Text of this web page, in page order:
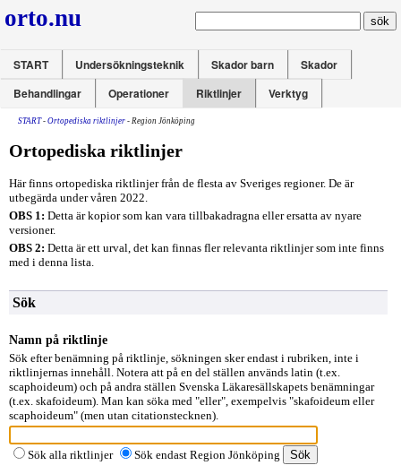
orto.nu
START Undersökningsteknik Skador barn
Skador
Behandlingar
Operationer Riktlinjer Verktyg
START- Ortopediska riktlinjer - Region Jönköping
Ortopediska riktlinjer
Här finns ortopediska riktlinjer från de flesta av Sveriges regioner. De är
utbegärda under våren 2022.
OBS 1: Detta är kopior som kan vara tillbakadragna eller ersatta av nyare
versioner.
OBS 2: Detta är ett urval, det kan finnas fler relevanta riktlinjer som inte finns
med i denna lista.
Sök
Namn på riktlinje
Sök efter benämning på riktlinje, sökningen sker endast i rubriken, inte i
riktlinjernas innehåll. Notera att på en del ställen används latin (t.ex.
scaphoideum) och på andra ställen Svenska Läkaresällskapets benämningar
(t.ex. skafoideum). Man kan söka med "eller", exempelvis "skafoideum eller
scaphoideum" (men utan citationstecknen).
Sök alla riktlinjer Sök endast Region Jönköping